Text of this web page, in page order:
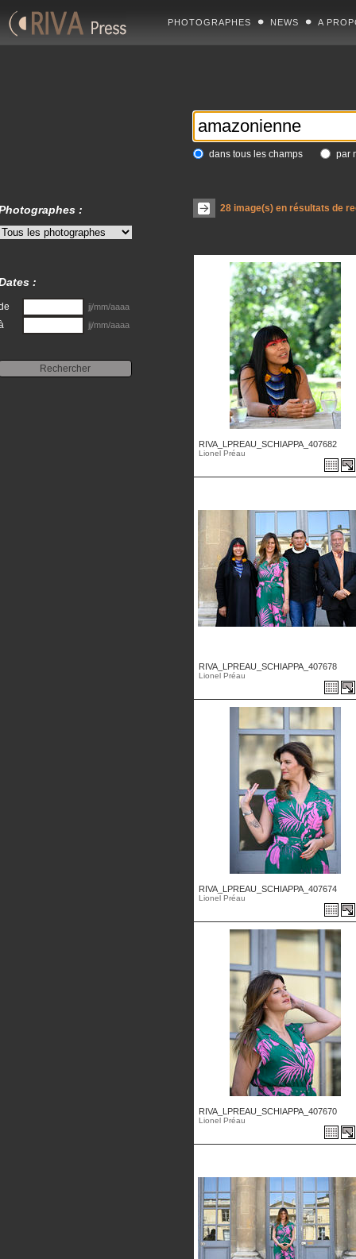
PHOTOGRAPHES NEWS A
dans tous les champs par
28image(s) en résultats de
RIVA_LPREAU_SCHIAPPA_407682
Lionel Préau
RIVA_LPREAU_SCHIAPPA_407678
Lionel Préau
RIVA_LPREAU_SCHIAPPA_407674
Lionel Préau
RIVA_LPREAU_SCHIAPPA_407670
Lionel Préau
:
:
jj/mm/aaaa
jj/mm/aaaa